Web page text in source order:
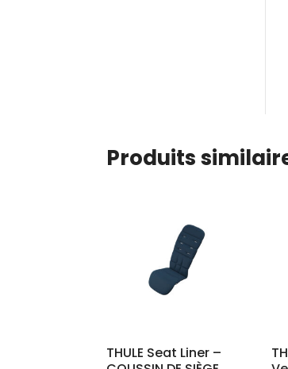
Produits
THULE Seat Liner –